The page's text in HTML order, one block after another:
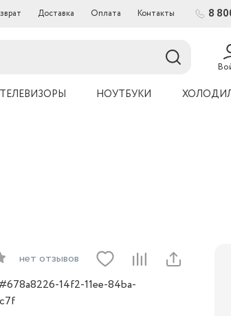
Доставка Оплата Контакты 8
ТЕЛЕВИЗОРЫ НОУТБУКИ
нет отзывов
14f2-11ee-84ba-